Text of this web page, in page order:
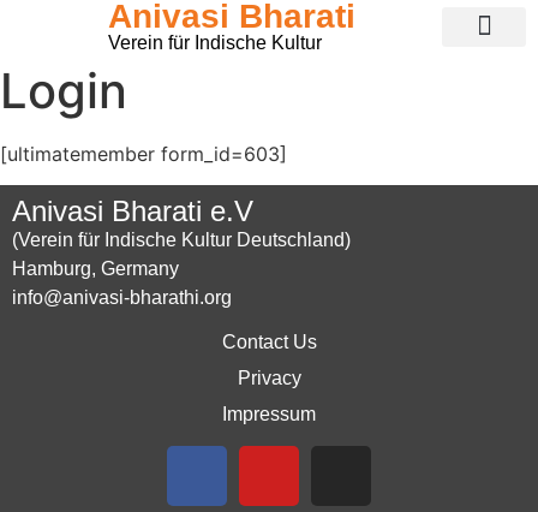
Anivasi Bharati
Verein für Indische Kultur
Login
[ultimatemember form_id=603]
Anivasi Bharati e.V
(Verein für Indische Kultur Deutschland)
Hamburg, Germany
info@anivasi-bharathi.org
Contact Us
Privacy
Impressum